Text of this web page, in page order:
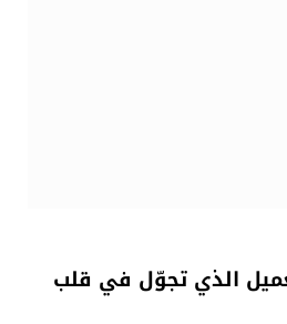
الذي تجوّل في قلب